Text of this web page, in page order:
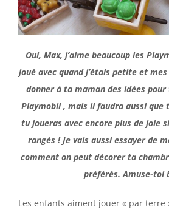
Oui, Max, j’aime beaucoup les
joué avec quand j’étais petite et
donner à ta maman des idées
Playmobil , mais il faudra aussi que
tu joueras avec encore plus de joie
rangés ! Je vais aussi essayer de
comment on peut décorer ta
préférés. Amuse-toi
Les enfants aiment jouer « par terre